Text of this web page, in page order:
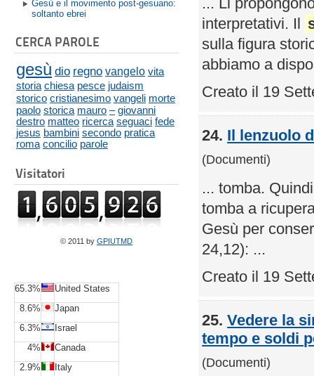
Gesù e il movimento post-gesuano:
soltanto ebrei
CERCA PAROLE
gesù dio regno vangelo vita
storia chiesa pesce judaism
storico cristianesimo vangeli morte
paolo storica mauro – giovanni
destro matteo ricerca seguaci fede
jesus bambini secondo pratica
roma concilio parole
Visitatori
© 2011 by GPIUTMD
65.3%
United States
8.6%
Japan
6.3%
Israel
4%
Canada
2.9%
Italy
interpretativi. Il
sulla figura
abbiamo a
Creato il 19
24. Il lenzuolo
(Documenti)
... tomba.
tomba a
Gesù per
24,12): ...
Creato il 19
25.Vedere la
tempo e soldi
(Documenti)